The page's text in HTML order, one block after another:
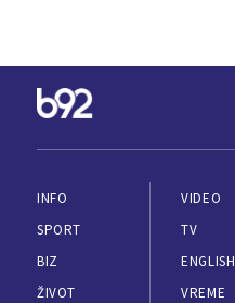
INFO
SPORT
BIZ
ŽIVOT
VIDEO
TV
ENGLISH
VREME